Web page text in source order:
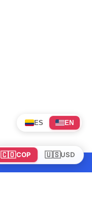
🇨🇴COP 🇺🇸USD
ES EN